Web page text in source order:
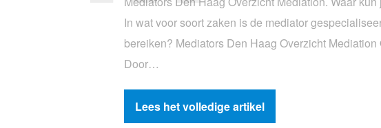
In wat voor soort zaken is de mediator
bereiken? Mediators Den Haag Overzicht
Door…
Lees het volledige artikel